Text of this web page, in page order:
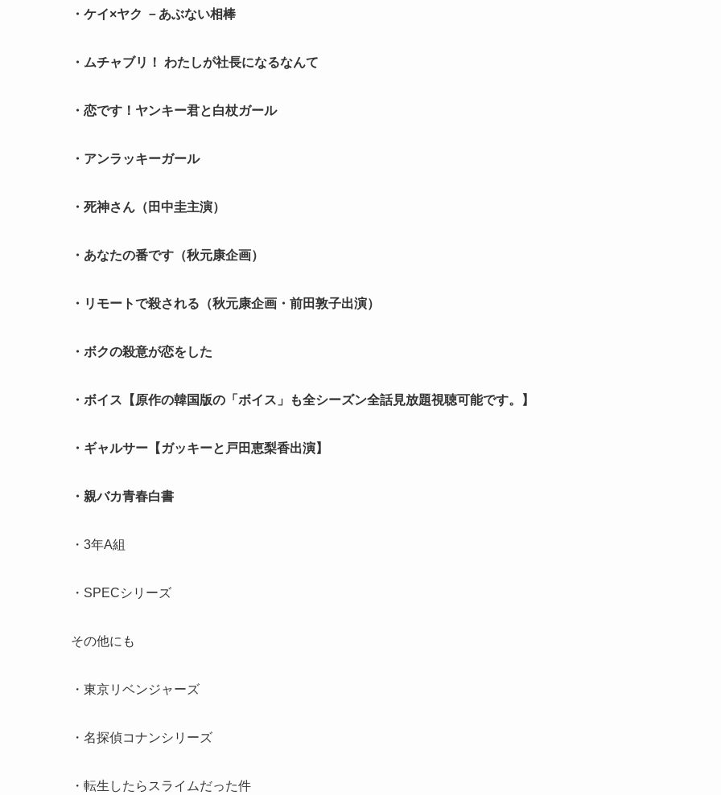
・ケイ×ヤク －あぶない相棒
・ムチャブリ！ わたしが社長になるなんて
・恋です！ヤンキー君と白杖ガール
・アンラッキーガール
・死神さん（田中圭主演）
・あなたの番です（秋元康企画）
・リモートで殺される（秋元康企画・前田敦子出演）
・ボクの殺意が恋をした
・ボイス【原作の韓国版の「ボイス」も全シーズン全話見放題視聴可能です。】
・ギャルサー【ガッキーと戸田恵梨香出演】
・親バカ青春白書
・3年A組
・SPECシリーズ
その他にも
・東京リベンジャーズ
・名探偵コナンシリーズ
・転生したらスライムだった件